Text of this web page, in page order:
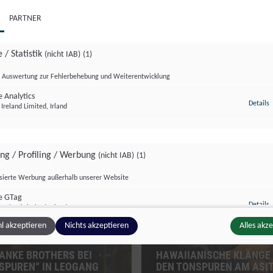
BROTHERS BEI
IN LEOGANG
Magazin
HAWAIIANISCHE KLÄNGE
DEN TONSPUREN AM
PARTNER
/ Statistik (nicht IAB) (1)
Auswertung zur Fehlerbehebung und Weiterentwicklung
Analytics
Ireland Limited, Irland Details
/ Profiling / Werbung (nicht IAB) (1)
Werbung außerhalb unserer Website
GTag
Ireland Limited, Irland Details
Inhalte(nicht IAB)
(2)
akzeptieren Nichts akzeptieren Alles